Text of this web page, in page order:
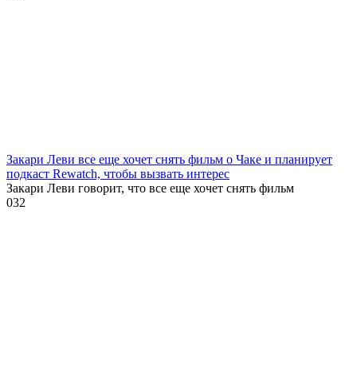
Закари Леви все еще хочет снять фильм о Чаке и планирует
подкаст Rewatch, чтобы вызвать интерес
Закари Леви говорит, что все еще хочет снять фильм
032